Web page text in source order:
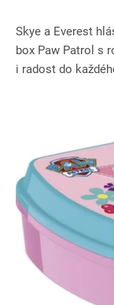
Skye a Everest
box Paw Patrol s
i radost do